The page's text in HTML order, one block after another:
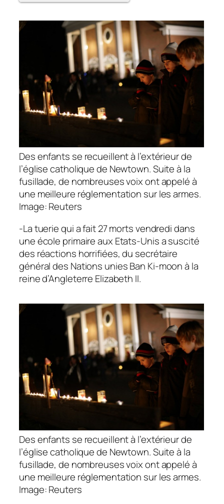
Des enfants se recueillent à l’extérieur de
l’église catholique de Newtown. Suite à la
fusillade, de nombreuses voix ont appelé à
une meilleure réglementation sur les armes.
Image: Reuters
-La tuerie qui a fait 27 morts vendredi dans
une école primaire aux Etats-Unis a suscité
des réactions horrifiées, du secrétaire
général des Nations unies Ban Ki-moon à la
reine d’Angleterre Elizabeth II.
Des enfants se recueillent à l’extérieur de
l’église catholique de Newtown. Suite à la
fusillade, de nombreuses voix ont appelé à
une meilleure réglementation sur les armes.
Image: Reuters